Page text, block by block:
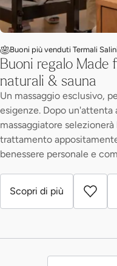
Buoni più venduti Termali
Buoni regalo Made
naturali & sauna
Un massaggio esclusivo,
esigenze. Dopo un'attenta
massaggiatore
trattamento
benessere personale e
Scopri di più